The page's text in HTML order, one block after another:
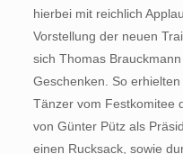
hierbei mit reichlich
Vorstellung der neuen
sich Thomas
Geschenken. So
Tänzer vom Festkomitee
von Günter Pütz als
einen Rucksack, sowie